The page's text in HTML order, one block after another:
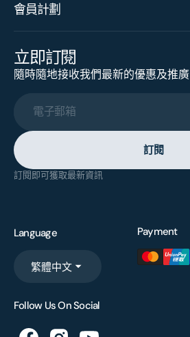
會員計劃
立即訂閱
隨時隨地接收我們最新的優惠及推廣
電子郵箱
訂閱
訂閱即可獲取最新資訊
Language
繁體中文
Payment
Follow Us On Social